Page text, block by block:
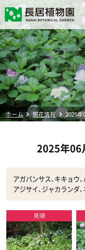
ホーム 開花情報 2025
2025年06
アガパンサス、キキョウ
アジサイ、ジャカランダ
見頃